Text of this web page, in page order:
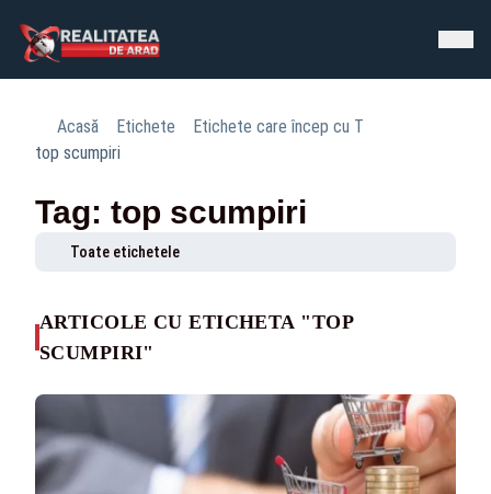
Acasă Etichete
Etichete care încep cu T
top scumpiri
Tag: top scumpiri
Toate etichetele
ARTICOLE CU ETICHETA "TOP
SCUMPIRI"